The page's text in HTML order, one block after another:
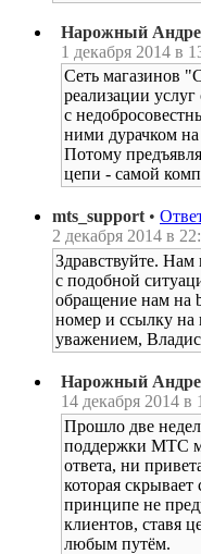
Нарожный
1 декабря 2014 в
Сеть магазинов
реализации
с
ними дурачком
Потому
цепи - самой
mts_support •
2 декабря 2014 в
Здравствуйте.
с подобной
обращение нам на
номер и ссылку на
уважением,
Нарожный
14 декабря 2014 в
Прошло две
поддержки МТС
ответа, ни
которая
принципе не
клиентов, ставя
любым путём.